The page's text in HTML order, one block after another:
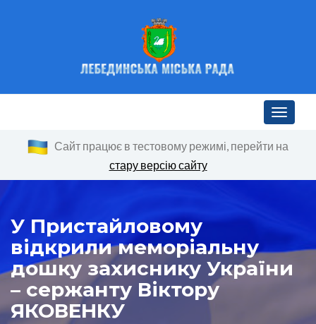
Toggle
Сайт працює в тестовому режимі, перейти на
стару версію сайту
У Пристайловому
відкрили меморіальну
дошку захиснику України
– сержанту Віктору
ЯКОВЕНКУ